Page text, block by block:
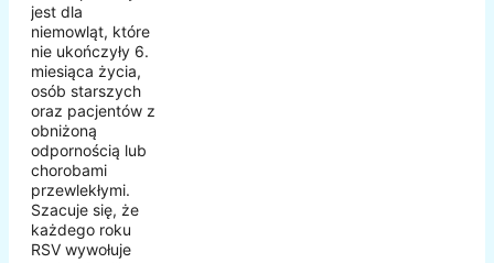
jest dla
niemowląt, które
nie ukończyły 6.
miesiąca życia,
osób starszych
oraz pacjentów z
obniżoną
odpornością lub
chorobami
przewlekłymi.
Szacuje się, że
każdego roku
RSV wywołuje